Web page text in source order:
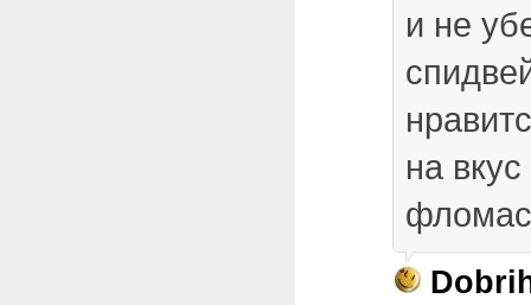
и не
на